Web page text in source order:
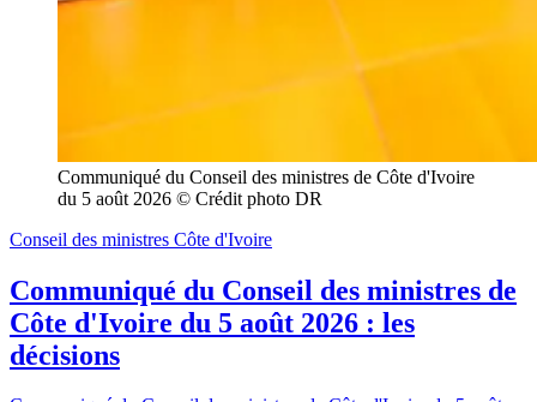
Communiqué du Conseil des ministres de Côte d'Ivoire
du 5 août 2026 © Crédit photo DR
Conseil des ministres Côte d'Ivoire
Communiqué du Conseil des ministres de
Côte d'Ivoire du 5 août 2026 : les
décisions